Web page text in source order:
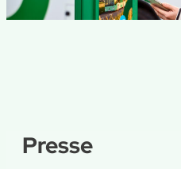
Presse